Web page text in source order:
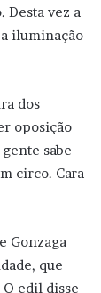
Desta vez a
iluminação
dos
oposição
sabe
circo. Cara
Gonzaga
que
edil disse